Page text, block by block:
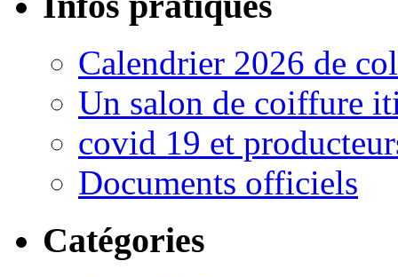
Calendrier 2026 de
Un salon de coiffure
covid 19 et
Documents officiels
Catégories